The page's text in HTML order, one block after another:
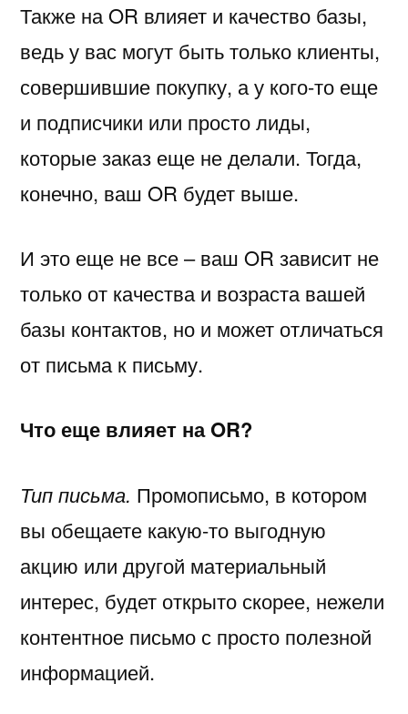
Также на OR влияет и качество базы,
ведь у вас могут быть только клиенты,
совершившие покупку, а у кого-то еще
и подписчики или просто лиды,
которые заказ еще не делали. Тогда,
конечно, ваш OR будет выше.
И это еще не все – ваш OR зависит не
только от качества и возраста вашей
базы контактов, но и может отличаться
от письма к письму.
Что еще влияет на OR?
Тип письма. Промописьмо, в котором
вы обещаете какую-то выгодную
акцию или другой материальный
интерес, будет открыто скорее, нежели
контентное письмо с просто полезной
информацией.